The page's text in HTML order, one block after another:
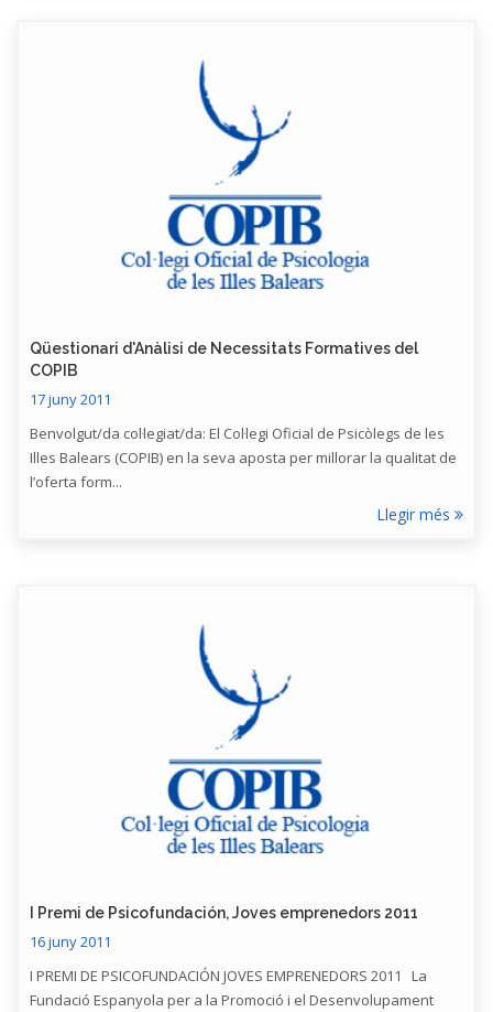
Qüestionari d'Anàlisi de Necessitats Formatives del
COPIB
17 juny 2011
Benvolgut/da col·legiat/da: El Col·legi Oficial de Psicòlegs de les
Illes Balears (COPIB) en la seva aposta per millorar la qualitat de
l’oferta form...
Llegir més
I Premi de Psicofundación, Joves emprenedors 2011
16 juny 2011
I PREMI DE PSICOFUNDACIÓN JOVES EMPRENEDORS 2011 La
Fundació Espanyola per a la Promoció i el Desenvolupament